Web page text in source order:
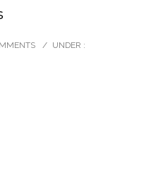
/ UNDER :